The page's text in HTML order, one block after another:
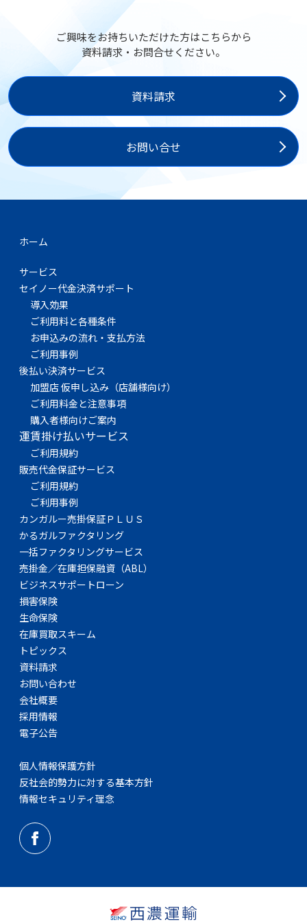
ご興味をお持ちいただけた方はこちらから
資料請求・お問合せください。
資料請求
お問い合せ
ホーム
サービス
セイノー代金決済サポート
導入効果
ご利用料と各種条件
お申込みの流れ・支払方法
ご利用事例
後払い決済サービス
加盟店 仮申し込み（店舗様向け）
ご利用料金と注意事項
購入者様向けご案内
運賃掛け払いサービス
ご利用規約
販売代金保証サービス
ご利用規約
ご利用事例
カンガルー売掛保証ＰＬＵＳ
かるガルファクタリング
一括ファクタリングサービス
売掛金／在庫担保融資（ABL）
ビジネスサポートローン
損害保険
生命保険
在庫買取スキーム
トピックス
資料請求
お問い合わせ
会社概要
採用情報
電子公告
個人情報保護方針
反社会的勢力に対する基本方針
情報セキュリティ理念